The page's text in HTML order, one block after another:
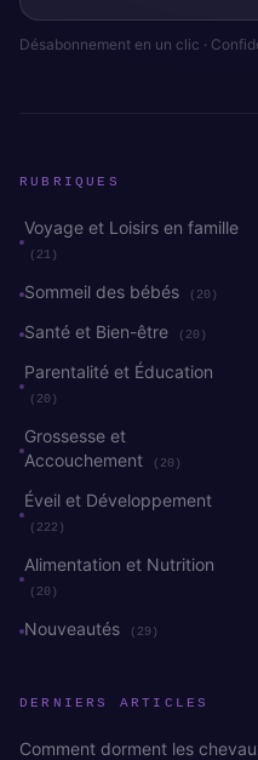
Désabonnement en un clic ·
RUBRIQUES
Voyage et Loisirs en famille
(21)
Sommeil des bébés (20)
Santé et Bien-être (20)
Parentalité et Éducation
(20)
Grossesse et
Accouchement
(20)
Éveil et Développement
(222)
Alimentation et Nutrition
(20)
Nouveautés (29)
DERNIERS ARTICLES
Comment dorment les